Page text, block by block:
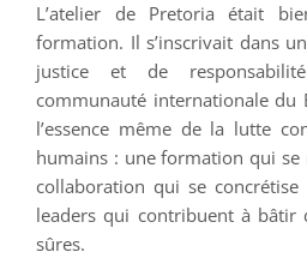
L’atelier de Pretoria était
formation. Il s’inscrivait dans
justice et de
communauté internationale du
l’essence même de la lutte
humains : une formation qui
collaboration qui se
leaders qui contribuent à bâtir
sûres.